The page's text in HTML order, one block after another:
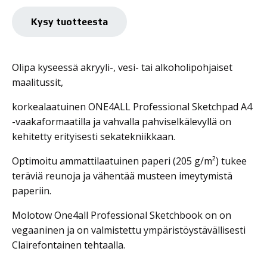
Landscape
Kysy tuotteesta
Olipa kyseessä akryyli-, vesi- tai alkoholipohjaiset
maalitussit,
korkealaatuinen ONE4ALL Professional Sketchpad A4
-vaakaformaatilla ja vahvalla pahviselkälevyllä on
kehitetty erityisesti sekatekniikkaan.
Optimoitu ammattilaatuinen paperi (205 g/m²) tukee
teräviä reunoja ja vähentää musteen imeytymistä
paperiin.
Molotow One4all Professional Sketchbook on on
vegaaninen ja on valmistettu ympäristöystävällisesti
Clairefontainen tehtaalla.